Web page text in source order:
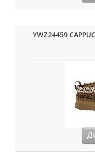
YWZ24459